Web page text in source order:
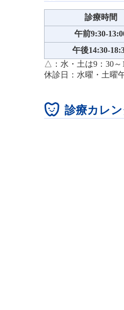
診療時間
午前9:30-
午後14:30-
△：水・土は9：30～
休診日：水曜・土曜
診療カレ